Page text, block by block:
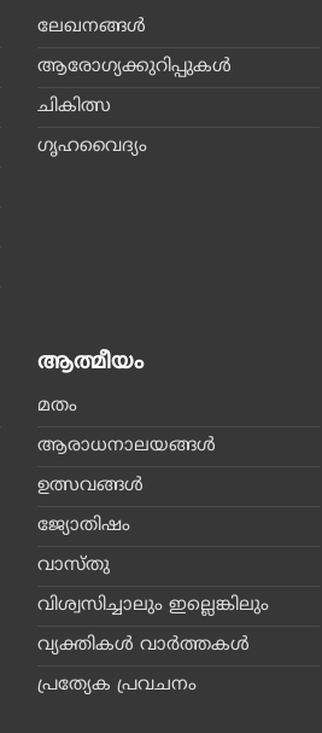
ലേഖനങ്ങള്‍
ആരോഗ്യക്കുറിപ്പുകള്‍
ചികിത്സ
ഗൃഹവൈദ്യം
ആത്മീയം
മതം
ആരാധനാലയങ്ങള്‍
ഉത്സവങ്ങള്‍
ജ്യോതിഷം
വാസ്തു
വിശ്വസിച്ചാലും ഇല്ലെങ്കിലും
വ്യക്തികള്‍ വാര്‍ത്തകള്‍
പ്രത്യേക പ്രവചനം